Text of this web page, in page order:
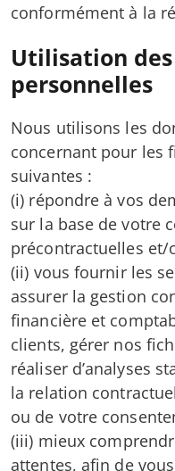
conformément à la
Utilisation
personnelles
Nous utilisons les
concernant pour les
suivantes :
(i) répondre à vos
sur la base de votre
précontractuelles et/
(ii) vous fournir les
assurer la gestion
financière et
clients, gérer nos
réaliser d’analyses
la relation
ou de votre
(iii) mieux
attentes, afin de